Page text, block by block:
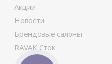
Акции
Новости
Брендовые салоны
RAVAK Сток